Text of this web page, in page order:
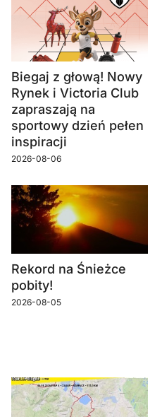
Biegaj z głową! Nowy
Rynek i Victoria Club
zapraszają na
sportowy dzień pełen
inspiracji
2026-08-06
Rekord na Śnieżce
pobity!
2026-08-05